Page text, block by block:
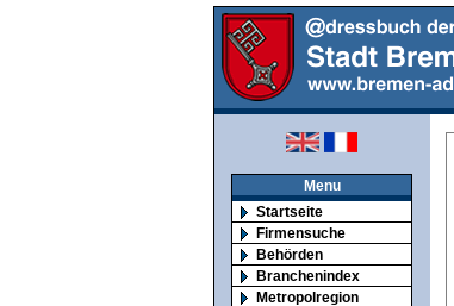
Menu
Startseite
Firmensuche
Behörden
Branchenindex
Metropolregion